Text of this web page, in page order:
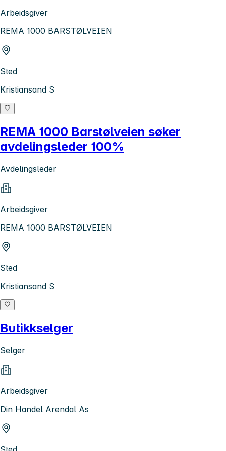
Arbeidsgiver
REMA 1000 BARSTØLVEIEN
Sted
Kristiansand S
REMA 1000 Barstølveien søker
avdelingsleder 100%
Avdelingsleder
Arbeidsgiver
REMA 1000 BARSTØLVEIEN
Sted
Kristiansand S
Butikkselger
Selger
Arbeidsgiver
Din Handel Arendal As